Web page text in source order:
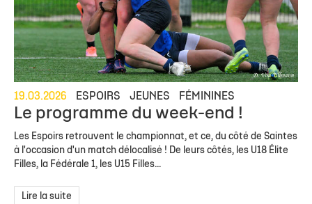
19.03.2026 ESPOIRS JEUNES FÉMININES
Le programme du week-end !
Les Espoirs retrouvent le championnat, et ce, du côté de Saintes
à l'occasion d'un match délocalisé ! De leurs côtés, les U18 Élite
Filles, la Fédérale 1, les U15 Filles...
Lire la suite